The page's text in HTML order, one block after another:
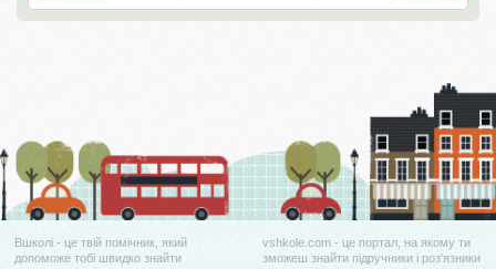
Вшколі - це твій помічник, який
допоможе тобі швидко знайти
vshkole.com - це портал, на якому ти
зможеш знайти підручники і роз'язники